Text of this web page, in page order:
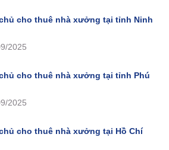
cho thuê nhà xưởng tại tỉnh Ninh
2025
cho thuê nhà xưởng tại tỉnh Phú
2025
cho thuê nhà xưởng tại Hồ Chí